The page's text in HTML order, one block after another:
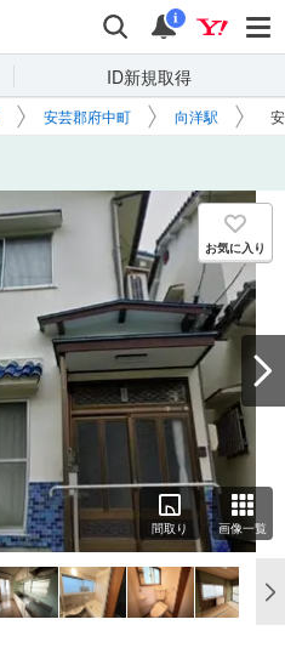
検索 通知
i
ID新規取得
安芸郡府中町 向洋駅
お気に入り
間取り 画像一覧